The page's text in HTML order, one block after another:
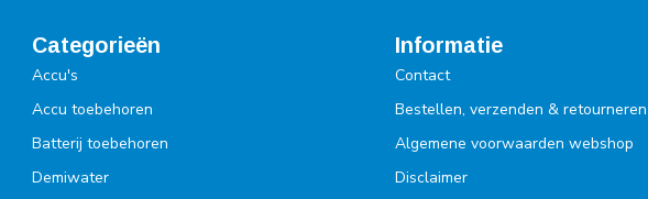
Categorieën
Accu's
Accu toebehoren
Batterij toebehoren
Demiwater
Informatie
Contact
Bestellen, verzenden & retourneren
Algemene voorwaarden webshop
Disclaimer